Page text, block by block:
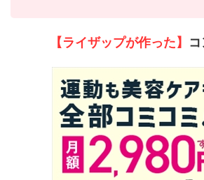
【ライザップが作った】